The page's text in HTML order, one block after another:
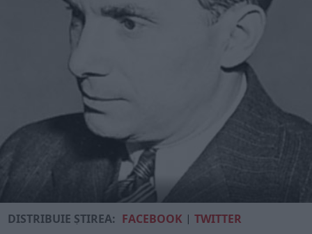
DISTRIBUIE ȘTIREA: FACEBOOK |TWITTER